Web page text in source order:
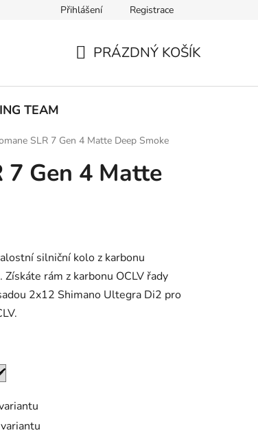
Přihlášení Registrace
PRÁZDNÝ KOŠÍK
TEAM
SLR 7 Gen 4 Matte Deep Smoke
7 Gen 4 Matte
silniční kolo z karbonu
rám z karbonu OCLV řady
2x12 Shimano Ultegra Di2 pro